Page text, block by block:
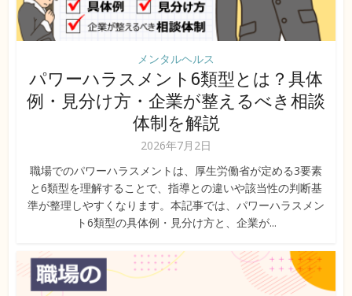
メンタルヘルス
パワーハラスメント6類型とは？具体
例・見分け方・企業が整えるべき相談
体制を解説
2026年7月2日
職場でのパワーハラスメントは、厚生労働省が定める3要素
と6類型を理解することで、指導との違いや該当性の判断基
準が整理しやすくなります。本記事では、パワーハラスメン
ト6類型の具体例・見分け方と、企業が...